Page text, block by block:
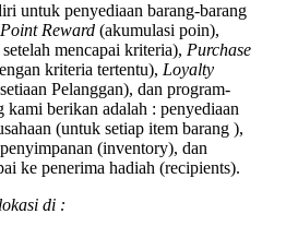
untuk penyediaan barang-barang
Point Reward (akumulasi poin),
mencapai kriteria), Purchase
kriteria tertentu), Loyalty
Pelanggan), dan program-
berikan adalah : penyediaan
(untuk setiap item barang ),
(inventory), dan
ke penerima hadiah (recipients).
di :